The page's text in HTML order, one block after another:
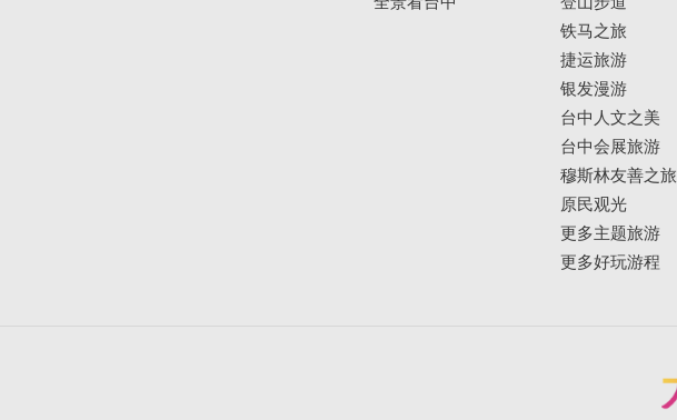
铁马之旅
捷运旅游
银发漫游
台中人文之美
台中会展旅游
穆斯林友善之旅
原民观光
更多主题旅游
更多好玩游程